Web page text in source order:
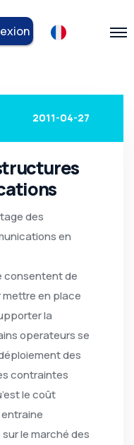
2011-04-27
des
en
consentent de
en place
la
operateurs se
des
contraintes
le coût
le marché des